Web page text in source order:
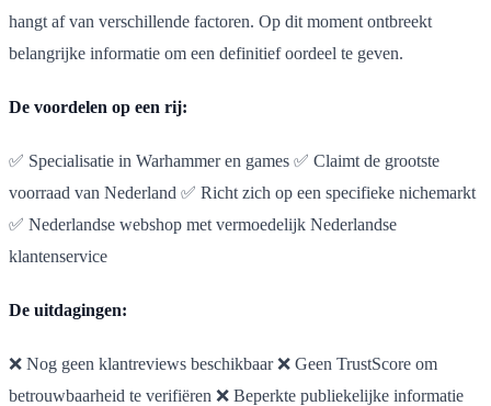
hangt af van verschillende factoren. Op dit moment ontbreekt
belangrijke informatie om een definitief oordeel te geven.
De voordelen op een rij:
✅ Specialisatie in Warhammer en games ✅ Claimt de grootste
voorraad van Nederland ✅ Richt zich op een specifieke nichemarkt
✅ Nederlandse webshop met vermoedelijk Nederlandse
klantenservice
De uitdagingen:
❌ Nog geen klantreviews beschikbaar ❌ Geen TrustScore om
betrouwbaarheid te verifiëren ❌ Beperkte publiekelijke informatie